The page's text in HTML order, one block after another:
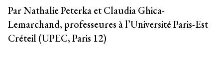
Par Nathalie Peterka et Claudia Ghica-
Lemarchand, professeures à l’Université Paris-Est
Créteil (UPEC, Paris 12)